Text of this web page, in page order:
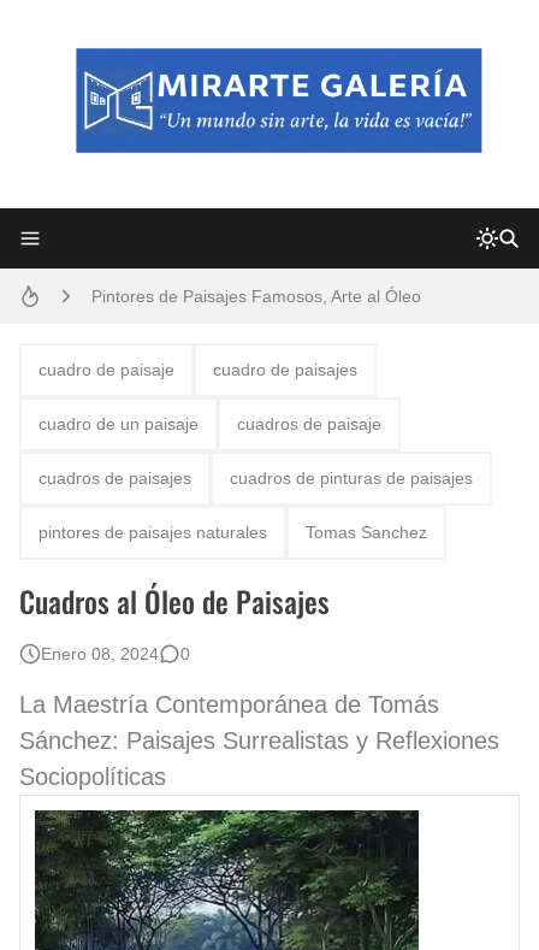
Pintores de Paisajes Famosos, Arte al Óleo
El mundo del arte en pintura surrealista
cuadro de paisaje cuadro de paisajes
cuadro de un paisaje cuadros de paisaje
cuadros de paisajes cuadros de pinturas de paisajes
pintores de paisajes naturales Tomas Sanchez
Cuadros al Óleo de Paisajes
Enero 08, 2024 0
La Maestría Contemporánea de Tomás
Sánchez: Paisajes Surrealistas y Reflexiones
Sociopolíticas